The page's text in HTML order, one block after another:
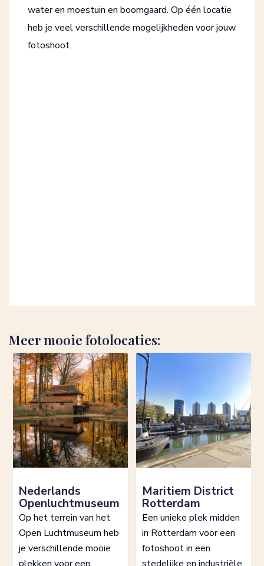
water en moestuin en boomgaard. Op één locatie
heb je veel verschillende mogelijkheden voor jouw
fotoshoot.
Meer mooie fotolocaties:
Nederlands
Openluchtmuseum
Op het terrein van het
Open Luchtmuseum heb
je verschillende mooie
Maritiem District
Rotterdam
Een unieke plek midden
in Rotterdam voor een
fotoshoot in een